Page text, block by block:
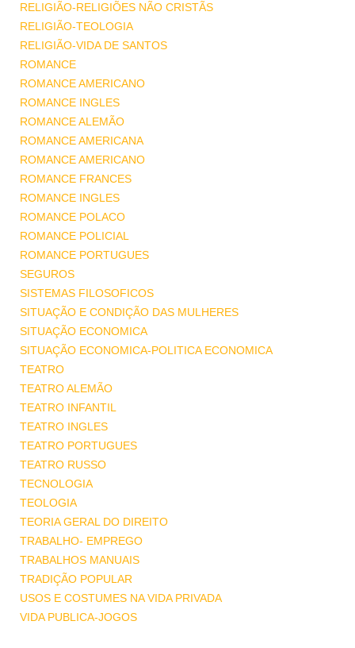
RELIGIÃO-RELIGIÕES NÃO CRISTÃS
RELIGIÃO-TEOLOGIA
RELIGIÃO-VIDA DE SANTOS
ROMANCE
ROMANCE AMERICANO
ROMANCE INGLES
ROMANCE ALEMÃO
ROMANCE AMERICANA
ROMANCE AMERICANO
ROMANCE FRANCES
ROMANCE INGLES
ROMANCE POLACO
ROMANCE POLICIAL
ROMANCE PORTUGUES
SEGUROS
SISTEMAS FILOSOFICOS
SITUAÇÃO E CONDIÇÃO DAS MULHERES
SITUAÇÃO ECONOMICA
SITUAÇÃO ECONOMICA-POLITICA ECONOMICA
TEATRO
TEATRO ALEMÃO
TEATRO INFANTIL
TEATRO INGLES
TEATRO PORTUGUES
TEATRO RUSSO
TECNOLOGIA
TEOLOGIA
TEORIA GERAL DO DIREITO
TRABALHO- EMPREGO
TRABALHOS MANUAIS
TRADIÇÃO POPULAR
USOS E COSTUMES NA VIDA PRIVADA
VIDA PUBLICA-JOGOS